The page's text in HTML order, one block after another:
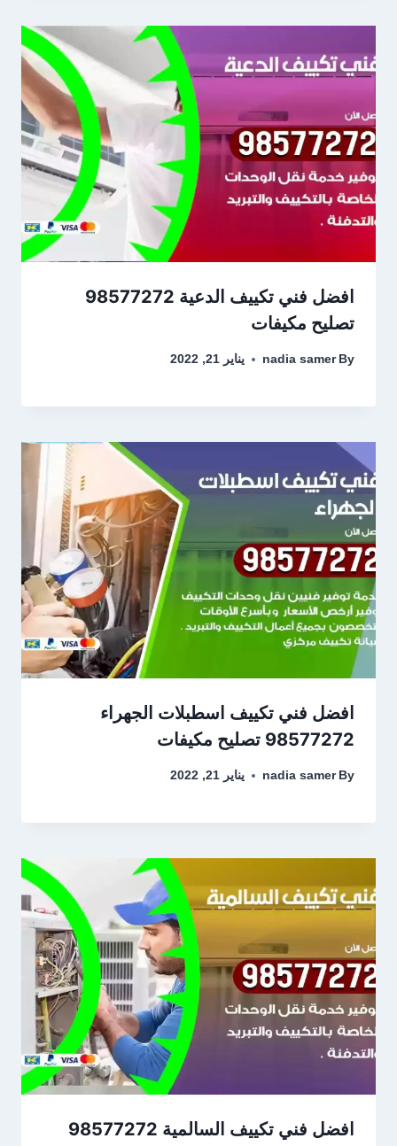
افضل فني تكييف الدعية 98577272
تصليح مكيفات
By
nadia samer يناير 21, 2022
افضل فني تكييف اسطبلات الجهراء
98577272 تصليح مكيفات
By
nadia samer يناير 21, 2022
افضل فني تكييف السالمية 98577272